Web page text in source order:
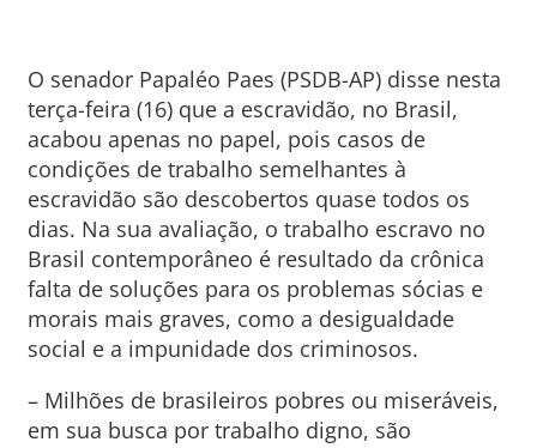
O senador Papaléo Paes (PSDB-AP) disse nesta
terça-feira (16) que a escravidão, no Brasil,
acabou apenas no papel, pois casos de
condições de trabalho semelhantes à
escravidão são descobertos quase todos os
dias. Na sua avaliação, o trabalho escravo no
Brasil contemporâneo é resultado da crônica
falta de soluções para os problemas sócias e
morais mais graves, como a desigualdade
social e a impunidade dos criminosos.
– Milhões de brasileiros pobres ou miseráveis,
em sua busca por trabalho digno, são